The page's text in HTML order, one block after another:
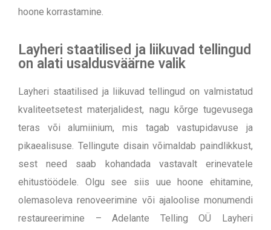
hoone korrastamine.
Layheri staatilised ja liikuvad tellingud
on alati usaldusväärne valik
Layheri staatilised ja liikuvad tellingud on valmistatud
kvaliteetsetest materjalidest, nagu kõrge tugevusega
teras või alumiinium, mis tagab vastupidavuse ja
pikaealisuse. Tellingute disain võimaldab paindlikkust,
sest need saab kohandada vastavalt erinevatele
ehitustöödele. Olgu see siis uue hoone ehitamine,
olemasoleva renoveerimine või ajaloolise monumendi
restaureerimine – Adelante Telling OÜ Layheri